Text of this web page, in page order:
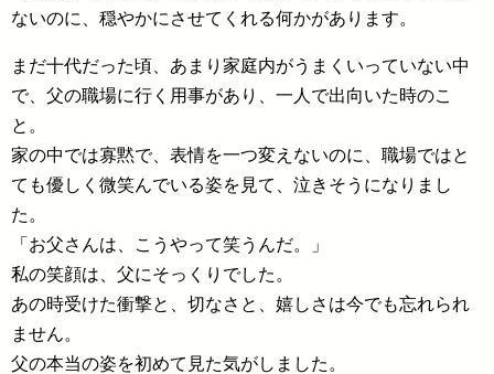
ないのに、穏やかにさせてくれる何かがあります。
まだ十代だった頃、あまり家庭内がうまくいっていない中
で、父の職場に行く用事があり、一人で出向いた時のこ
と。
家の中では寡黙で、表情を一つ変えないのに、職場ではと
ても優しく微笑んでいる姿を見て、泣きそうになりまし
た。
「お父さんは、こうやって笑うんだ。」
私の笑顔は、父にそっくりでした。
あの時受けた衝撃と、切なさと、嬉しさは今でも忘れられ
ません。
父の本当の姿を初めて見た気がしました。